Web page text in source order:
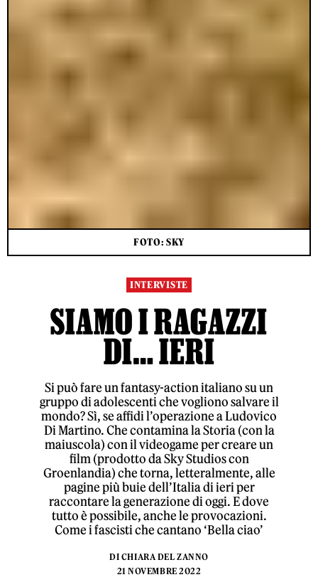
FOTO: SKY
INTERVISTE
SIAMO I RAGAZZI
DI… IERI
Si può fare un fantasy-action italiano su un
gruppo di adolescenti che vogliono salvare il
mondo? Sì, se affidi l’operazione a Ludovico
Di Martino. Che contamina la Storia (con la
maiuscola) con il videogame per creare un
film (prodotto da Sky Studios con
Groenlandia) che torna, letteralmente, alle
pagine più buie dell’Italia di ieri per
raccontare la generazione di oggi. E dove
tutto è possibile, anche le provocazioni.
Come i fascisti che cantano ‘Bella ciao’
DI CHIARA DEL ZANNO
21 NOVEMBRE 2022